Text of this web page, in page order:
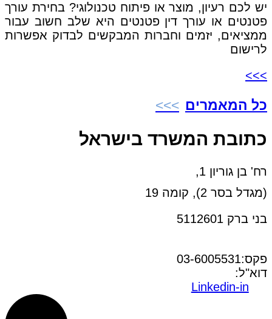
יש לכם רעיון, מוצר או פיתוח טכנולוגי? בחירת עורך
פטנטים או עורך דין פטנטים היא שלב חשוב עבור
ממציאים, יזמים וחברות המבקשים לבדוק אפשרות
לרישום
>>>
כל המאמרים
כתובת המשרד בישראל
רח' בן גוריון 1,
(מגדל בסר 2), קומה 19
בני ברק 5112601
פקס:03-6005531
דוא"ל:
Linkedin-in